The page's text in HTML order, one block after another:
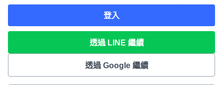
登入
透過 LINE 繼續
透過 Google 繼續